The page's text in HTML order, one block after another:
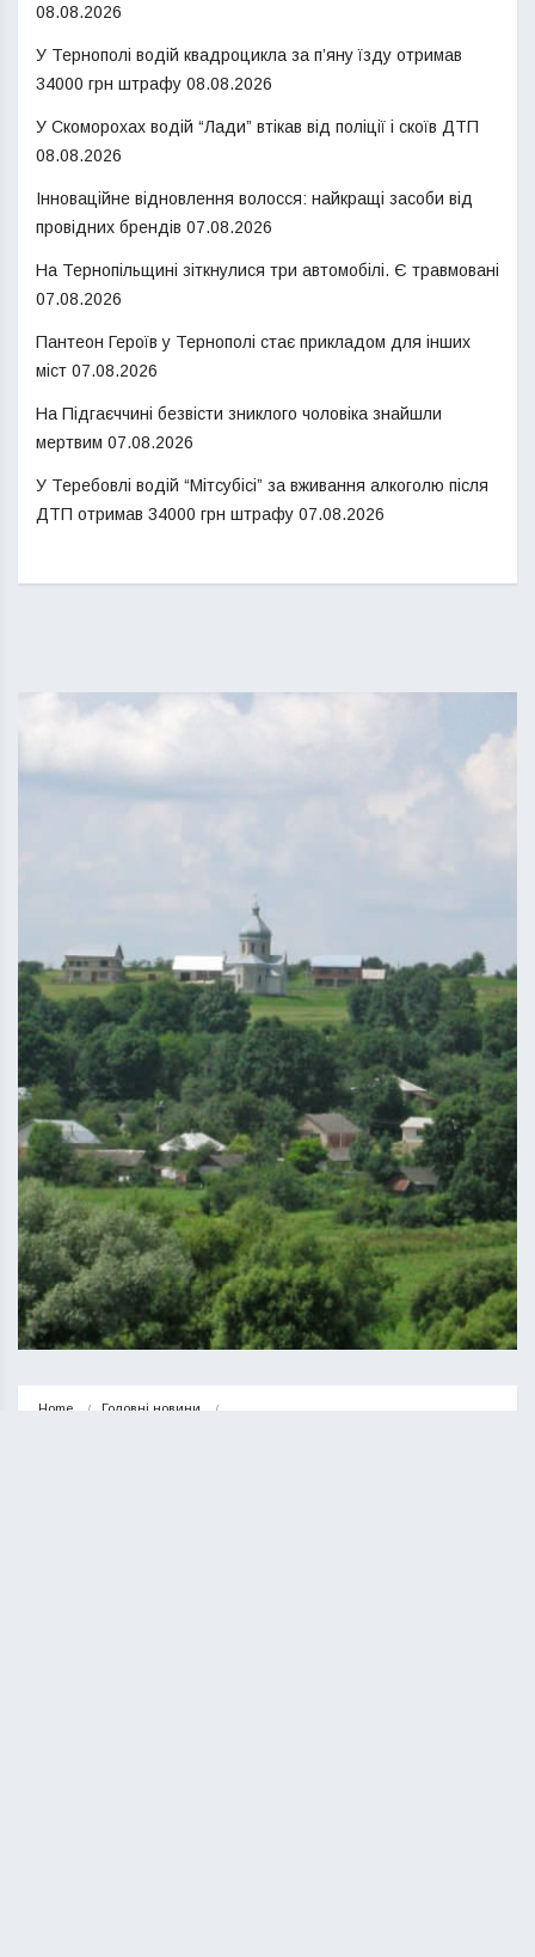
08.08.2026
У Тернополі водій квадроцикла за п’яну їзду отримав
34000 грн штрафу 08.08.2026
У Скоморохах водій “Лади” втікав від поліції і скоїв ДТП
08.08.2026
Інноваційне відновлення волосся: найкращі засоби від
провідних брендів 07.08.2026
На Тернопільщині зіткнулися три автомобілі. Є травмовані
07.08.2026
Пантеон Героїв у Тернополі стає прикладом для інших
міст 07.08.2026
На Підгаєччині безвісти зниклого чоловіка знайшли
мертвим 07.08.2026
У Теребовлі водій “Мітсубісі” за вживання алкоголю після
ДТП отримав 34000 грн штрафу 07.08.2026
Home Головні новини